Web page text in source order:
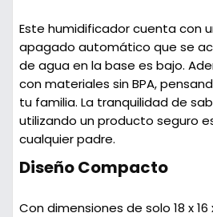
Este humidificador cuenta con
apagado automático que se
de agua en la base es bajo.
conmateriales sin BPA,
tu familia. La tranquilidad de
utilizando un producto seguro
cualquier padre.
Diseño Compacto
Con dimensiones de solo 18 x